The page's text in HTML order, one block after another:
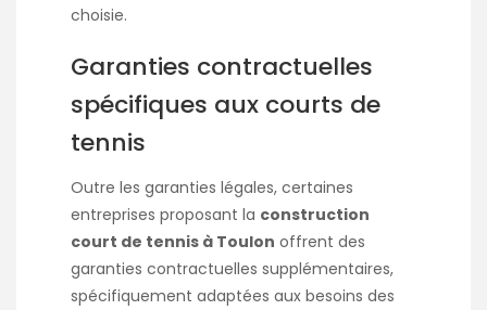
choisie.
Garanties contractuelles
spécifiques aux courts de
tennis
Outre les garanties légales, certaines
entreprises proposant la construction
court de tennis à Toulon offrent des
garanties contractuelles supplémentaires,
spécifiquement adaptées aux besoins des